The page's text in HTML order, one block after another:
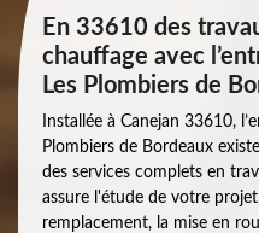
En 33610 des
chauffage avec
Les Plombiers de
Installée à Canejan 33610,
Plombiers de Bordeaux
des services complets en
assure l'étude de votre
remplacement, la mise en